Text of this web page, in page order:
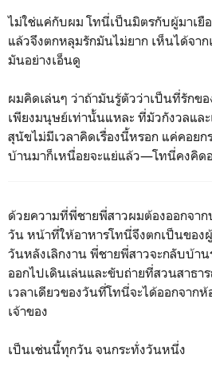
ไม่ใช่แค่กับผม โทนี่เป็นมิตรกับผู้มาเ
แล้วจึงตกหลุมรักมันไม่ยาก เห็นได้จา
มันอย่างเอ็นดู
ผมคิดเล่นๆ ว่าถ้ามันรู้ตัวว่าเป็นที่รักข
เพียงมนุษย์เท่านั้นแหละ ที่มัวกังวลแล
สุนัขไม่มีเวลาคิดเรื่องนี้หรอก แค่คอยก
บ้านมาก็เหนื่อยจะแย่แล้ว—โทนี่คงคิด
ด้วยความที่พี่ชายพี่สาวผมต้องออกจา
วัน หน้าที่ให้อาหารโทนี่จึงตกเป็นขอ
วันหลังเลิกงาน พี่ชายพี่สาวจะกลับบ้า
ออกไปเดินเล่นและขับถ่ายที่สวนสาธา
เวลาเดียวของวันที่โทนี่จะได้ออกจากห้
เจ้าของ
เป็นเช่นนี้ทุกวัน จนกระทั่งวันหนึ่ง